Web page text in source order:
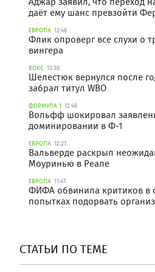
даёт ему шанс превзойти
ЕВРОПА 13:46
Флик опроверг все слухи о
вингера
БОКС 13:30
Шелестюк вернулся после
забрал титул WBO
ФОРМУЛА 1 12:48
Вольфф шокировал
доминировании в Ф-1
ЕВРОПА 12:21
Вальверде раскрыл
Моуринью в Реале
ЕВРОПА 11:47
ФИФА обвинила критиков в
попытках подорвать
СТАТЬИ ПО ТЕМЕ